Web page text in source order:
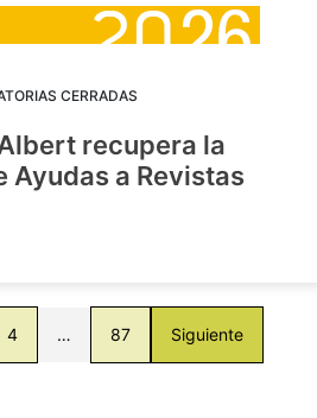
CERRADAS
recupera la
Ayudas a Revistas
4 … 87 Siguiente